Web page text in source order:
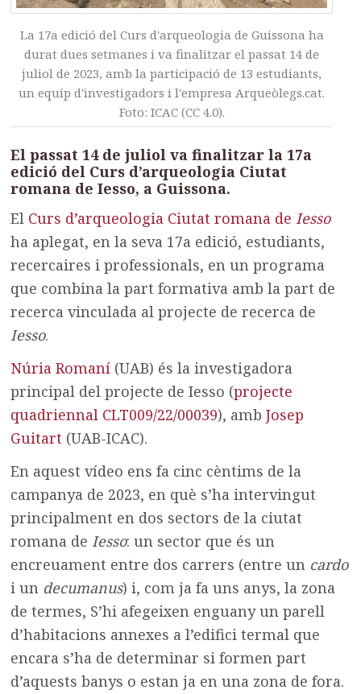
La 17a edició del Curs d'arqueologia de Guissona ha
durat dues setmanes i va finalitzar el passat 14 de
juliol de 2023, amb la participació de 13 estudiants,
un equip d'investigadors i l'empresa Arqueòlegs.cat.
Foto: ICAC (CC 4.0).
El passat 14 de juliol va finalitzar la 17a
edició del Curs d’arqueologia Ciutat
romana de Iesso, a Guissona.
El Curs d’arqueologia Ciutat romana de Iesso
ha aplegat, en la seva 17a edició, estudiants,
recercaires i professionals, en un programa
que combina la part formativa amb la part de
recerca vinculada al projecte de recerca de
Iesso.
Núria Romaní (UAB) és la investigadora
principal del projecte de Iesso (projecte
quadriennal CLT009/22/00039), ambJosep
Guitart (UAB-ICAC).
En aquest vídeo ens fa cinc cèntims de la
campanya de 2023, en què s’ha intervingut
principalment en dos sectors de la ciutat
romana de Iesso: un sector que és un
encreuament entre dos carrers (entre un cardo
i un decumanus) i, com ja fa uns anys, la zona
de termes, S’hi afegeixen enguany un parell
d’habitacions annexes a l’edifici termal que
encara s’ha de determinar si formen part
d’aquests banys o estan ja en una zona de fora.